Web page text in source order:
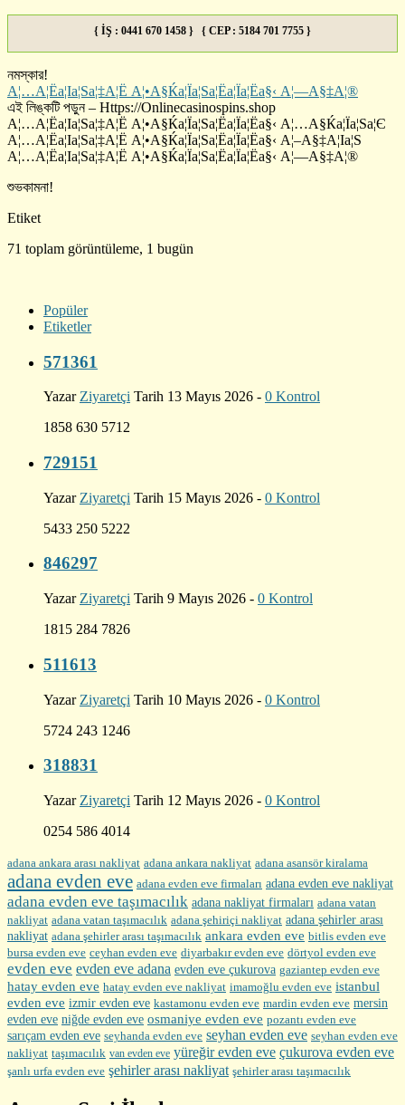
{ İŞ : 0441 670 1458 } { CEP : 5184 701 7755 }
নমস্কার!
А¦…А¦Ёа¦Іа¦Ѕа¦‡А¦Ё А¦•А§Ќа¦Їа¦Ѕа¦Ёа¦Їа¦Ёа§‹ А¦—А§‡А¦®
এই লিঙ্কটি পড়ুন – Https://Onlinecasinospins.shop
А¦…А¦Ёа¦Іа¦Ѕа¦‡А¦Ё А¦•А§Ќа¦Їа¦Ѕа¦Ёа¦Їа¦Ёа§‹ А¦…А§Ќа¦Їа¦Ѕа¦Є
А¦…А¦Ёа¦Іа¦Ѕа¦‡А¦Ё А¦•А§Ќа¦Їа¦Ѕа¦Ёа¦Їа¦Ёа§‹ А¦–А§‡А¦Іа¦Ѕ
А¦…А¦Ёа¦Іа¦Ѕа¦‡А¦Ё А¦•А§Ќа¦Їа¦Ѕа¦Ёа¦Їа¦Ёа§‹ А¦—А§‡А¦®
শুভকামনা!
Etiket
71 toplam görüntüleme, 1 bugün
Popüler
Etiketler
571361
Yazar Ziyaretçi Tarih 13 Mayıs 2026 - 0 Kontrol
1858 630 5712
729151
Yazar Ziyaretçi Tarih 15 Mayıs 2026 - 0 Kontrol
5433 250 5222
846297
Yazar Ziyaretçi Tarih 9 Mayıs 2026 - 0 Kontrol
1815 284 7826
511613
Yazar Ziyaretçi Tarih 10 Mayıs 2026 - 0 Kontrol
5724 243 1246
318831
Yazar Ziyaretçi Tarih 12 Mayıs 2026 - 0 Kontrol
0254 586 4014
adana ankara arası nakliyat adana ankara nakliyat adana asansör kiralama
adana evden eve adana evden eve firmaları adana evden eve nakliyat
adana evden eve taşımacılık adana nakliyat firmaları adana vatan
nakliyat adana vatan taşımacılık adana şehiriçi nakliyat adana şehirler arası
nakliyat adana şehirler arası taşımacılık ankara evden eve bitlis evden eve
bursa evden eve ceyhan evden eve diyarbakır evden eve dörtyol evden eve
evden eve evden eve adana evden eve çukurova gaziantep evden eve
hatay evden eve hatay evden eve nakliyat imamoğlu evden eve istanbul
evden eve izmir evden eve kastamonu evden eve mardin evden eve mersin
evden eve niğde evden eve osmaniye evden eve pozantı evden eve
sarıçam evden eve seyhanda evden eve seyhan evden eve seyhan evden eve
nakliyat taşımacılık van evden eve yüreğir evden eve çukurova evden eve
şanlı urfa evden eve şehirler arası nakliyat şehirler arası taşımacılık